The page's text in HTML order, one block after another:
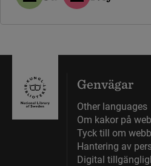
Genvägar
Other languages
Om kakor på
Tyck till om
Hantering av
Digital